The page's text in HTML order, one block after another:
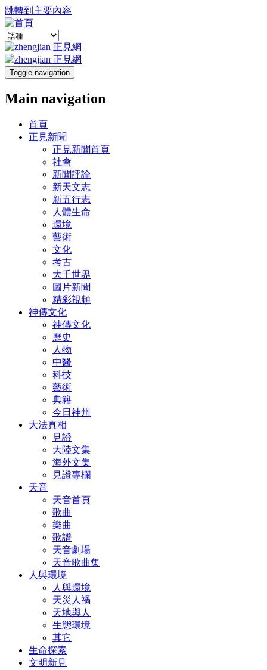
跳轉到主要內容
Toggle navigation
Main navigation
首頁
正見新聞
正見新聞首頁
社會
新聞評論
新天文志
新五行志
人體生命
環境
藝術
文化
考古
大千世界
圖片新聞
精彩視頻
神傳文化
神傳文化
歷史
人物
中醫
科技
藝術
典籍
今日神州
大法真相
見證
大陸文集
海外文集
見證專欄
天音
天音首頁
歌曲
樂曲
歌譜
天音劇場
天音歌曲集
人與環境
人與環境
天災人禍
天地與人
生態環境
其它
生命探索
文明新見